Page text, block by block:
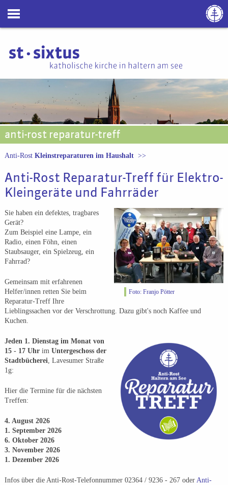
anti-rost reparatur-treff
Anti-Rost Kleinstreparaturen im Haushalt>>
Anti-Rost Reparatur-Treff für Elektro-
Kleingeräte und Fahrräder
Foto: Franjo Pötter
Sie haben ein defektes, tragbares
Gerät?
Zum Beispiel eine Lampe, ein
Radio, einen Föhn, einen
Staubsauger, ein Spielzeug, ein
Fahrrad?
Gemeinsam mit erfahrenen
Helfer/innen retten Sie beim
Reparatur-Treff Ihre
Lieblingssachen vor der Verschrottung. Dazu gibt's noch Kaffee und
Kuchen.
Jeden 1. Dienstag im Monat von
15 - 17 Uhrim Untergeschoss der
Stadtbücherei , Lavesumer Straße
1g:
Hier die Termine für die nächsten
Treffen:
4. August 2026
1. September 2026
6. Oktober 2026
3. November 2026
1. Dezember 2026
Infos über die Anti-Rost-Telefonnummer 02364 / 9236 - 267 oder Anti-